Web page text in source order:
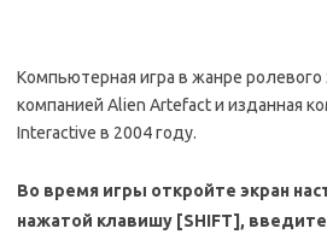
Компьютерная игра в жанре ролевого
компанией Alien Artefact и изданная
Interactive в 2004 году.
Во время игры откройте экран
нажатой клавишу [SHIFT],